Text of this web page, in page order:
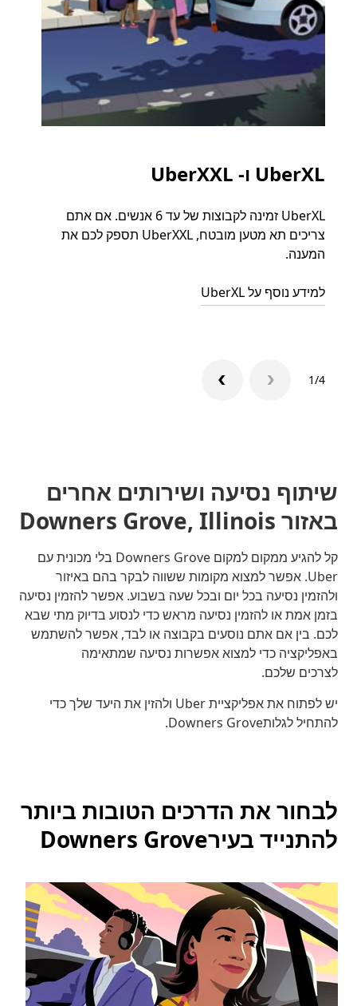
UberXL ו- UberXXL
UberXL זמינה לקבוצות של עד 6 אנשים. אם אתם
צריכים תא מטען מובטח, UberXXL תספק לכם את
המענה.
למידע נוסף על UberXL
1/4
שיתוף נסיעה ושירותים אחרים
באזור Downers Grove, Illinois
קל להגיע ממקום למקום Downers Grove בלי מכונית עם
Uber. אפשר למצוא מקומות ששווה לבקר בהם באיזור
ולהזמין נסיעה בכל יום ובכל שעה בשבוע. אפשר להזמין נסיעה
בזמן אמת או להזמין נסיעה מראש כדי לנסוע בדיוק מתי שבא
לכם. בין אם אתם נוסעים בקבוצה או לבד, אפשר להשתמש
באפליקציה כדי למצוא אפשרות נסיעה שמתאימה
לצרכים שלכם.
יש לפתוח את אפליקציית Uber ולהזין את היעד שלך כדי
להתחיל לגלותDowners Grove.
לבחור את הדרכים הטובות ביותר
להתנייד בעירDowners Grove